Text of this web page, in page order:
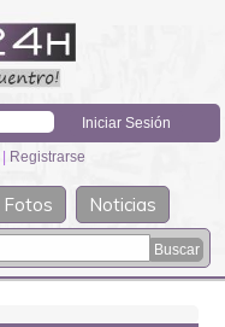
| Registrarse
Fotos
Noticias